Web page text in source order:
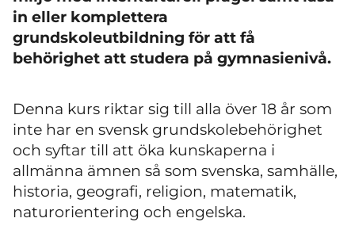
in eller komplettera
grundskoleutbildning för att få
behörighet att studera på gymnasienivå.
Denna kurs riktar sig till alla över 18 år som
inte har en svensk grundskolebehörighet
och syftar till att öka kunskaperna i
allmänna ämnen så som svenska, samhälle,
historia, geografi, religion, matematik,
naturorientering och engelska.